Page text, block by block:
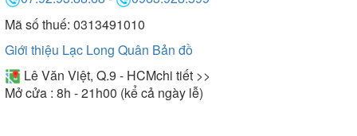
Mã số thuế: 0313491010
Giới thiệu Lạc Long Quân Bản đồ
Lê Văn Việt, Q.9 - HCMchi tiết >>
Mở cửa : 8h - 21h00 (kể cả ngày lễ)